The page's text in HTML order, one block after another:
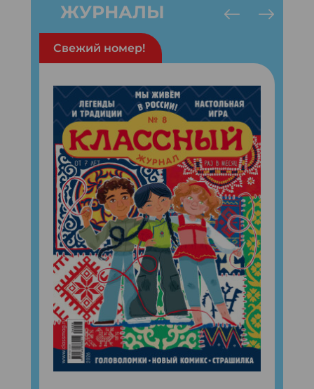
ЖУРНАЛЫ
Свежий номер!